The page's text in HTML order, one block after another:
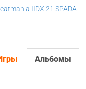
IIDX 21 SPADA
Альбомы